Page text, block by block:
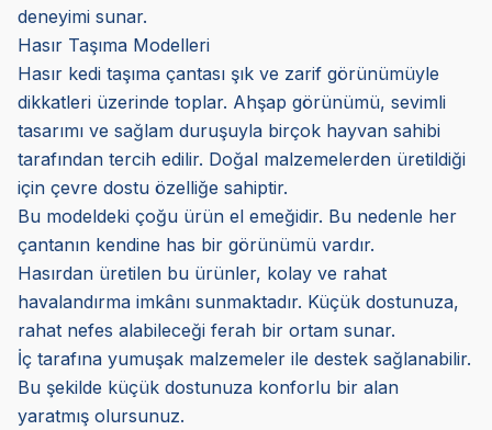
deneyimi sunar.
Hasır Taşıma Modelleri
Hasır kedi taşıma çantası şık ve zarif görünümüyle
dikkatleri üzerinde toplar. Ahşap görünümü, sevimli
tasarımı ve sağlam duruşuyla birçok hayvan sahibi
tarafından tercih edilir. Doğal malzemelerden üretildiği
için çevre dostu özelliğe sahiptir.
Bu modeldeki çoğu ürün el emeğidir. Bu nedenle her
çantanın kendine has bir görünümü vardır.
Hasırdan üretilen bu ürünler, kolay ve rahat
havalandırma imkânı sunmaktadır. Küçük dostunuza,
rahat nefes alabileceği ferah bir ortam sunar.
İç tarafına yumuşak malzemeler ile destek sağlanabilir.
Bu şekilde küçük dostunuza konforlu bir alan
yaratmış olursunuz.